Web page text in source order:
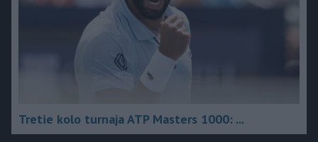
Tretie kolo turnaja ATP Masters 1000: ...